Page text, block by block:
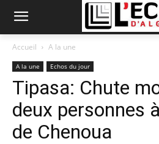
Accueil A la une
A la une Echos du jour
Tipasa: Chute
deux personnes
de Chenoua